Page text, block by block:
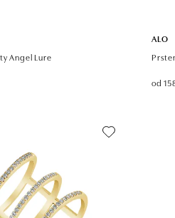
Angel Lure
ALO
od